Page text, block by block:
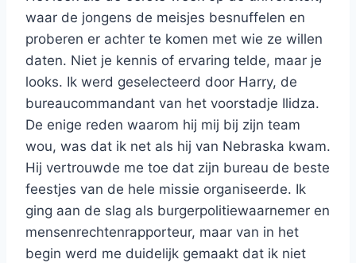
waar de jongens de meisjes besnuffelen en
proberen er achter te komen met wie ze willen
daten. Niet je kennis of ervaring telde, maar je
looks. Ik werd geselecteerd door Harry, de
bureaucommandant van het voorstadje Ilidza.
De enige reden waarom hij mij bij zijn team
wou, was dat ik net als hij van Nebraska kwam.
Hij vertrouwde me toe dat zijn bureau de beste
feestjes van de hele missie organiseerde. Ik
ging aan de slag als burgerpolitiewaarnemer en
mensenrechtenrapporteur, maar van in het
begin werd me duidelijk gemaakt dat ik niet